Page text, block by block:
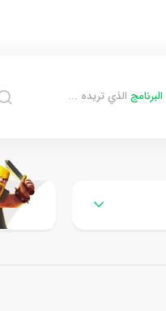
البرنامج الذي تريده ...